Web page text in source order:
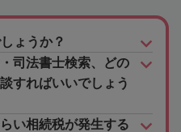
ょうか？
司法書士検索、どの
すればいいでしょう
い相続税が発生する